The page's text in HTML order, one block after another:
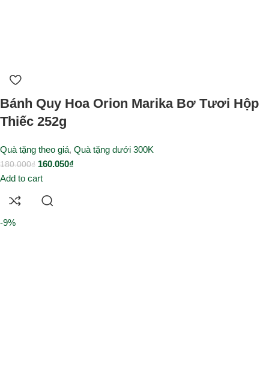
Bánh Quy Hoa Orion Marika Bơ Tươi Hộp
Thiếc 252g
Quà tặng theo giá, Quà tặng dưới 300K
180.000₫ 160.050₫
Add to cart
-9%